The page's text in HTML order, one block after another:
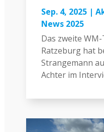
Sep. 4, 2025|
News 2025
Das zweite
Ratzeburg hat
Strangemann
Achter im